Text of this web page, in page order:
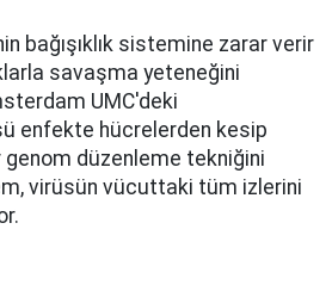
bağışıklık sistemine zarar verir
savaşma yeteneğini
UMC'deki
enfekte hücrelerden kesip
genom düzenleme tekniğini
virüsün vücuttaki tüm izlerini